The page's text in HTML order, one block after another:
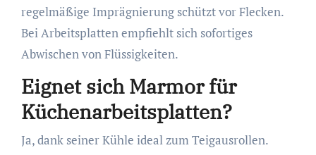
regelmäßige Imprägnierung schützt vor Flecken.
Bei Arbeitsplatten empfiehlt sich sofortiges
Abwischen von Flüssigkeiten.
Eignet sich Marmor für
Küchenarbeitsplatten?
Ja, dank seiner Kühle ideal zum Teigausrollen.